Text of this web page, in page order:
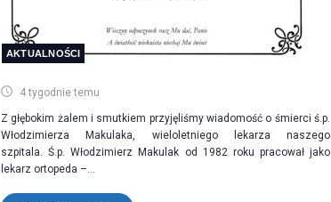
AKTUALNOŚCI
4 tygodnie temu
Z głębokim żalem i smutkiem przyjęliśmy wiadomość o śmierci ś.p.
Włodzimierza Makulaka, wieloletniego lekarza naszego
szpitala. Ś.p. Włodzimierz Makulak od 1982 roku pracował jako
lekarz ortopeda –...